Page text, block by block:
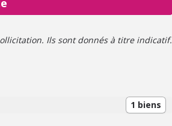
Ils sont donnés à titre indicatif.
1 biens